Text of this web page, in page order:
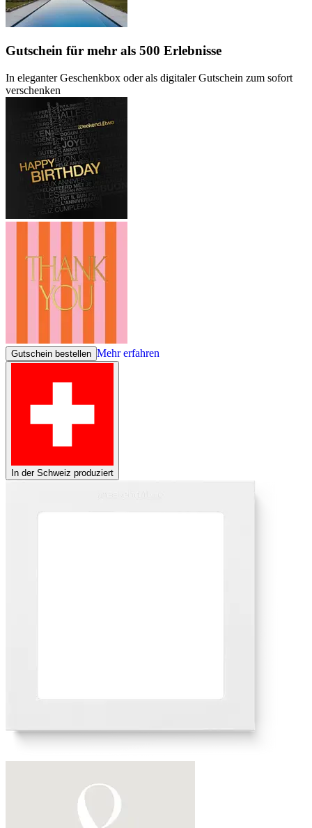
Gutschein für mehr als 500 Erlebnisse
In eleganter Geschenkbox oder als digitaler Gutschein zum sofort
verschenken
Gutschein bestellen Mehr erfahren
In der Schweiz produziert